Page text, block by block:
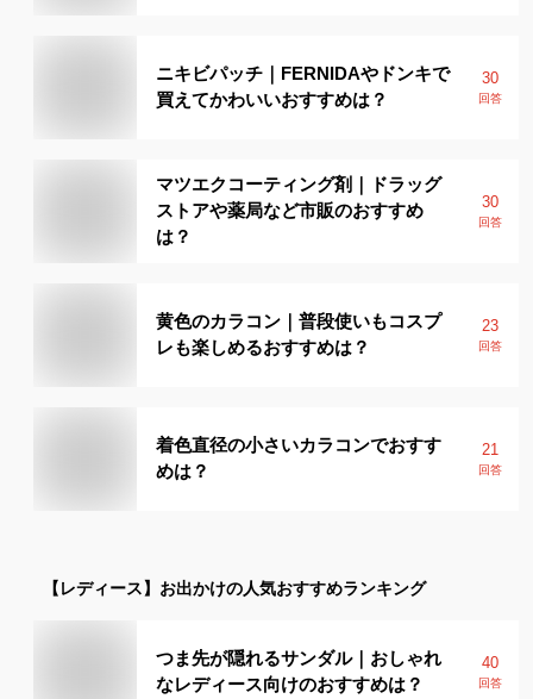
ニキビパッチ｜FERNIDAやドンキで
買えてかわいいおすすめは？
30
回答
マツエクコーティング剤｜ドラッグ
ストアや薬局など市販のおすすめ
は？
30
回答
黄色のカラコン｜普段使いもコスプ
レも楽しめるおすすめは？
23
回答
着色直径の小さいカラコンでおすす
めは？
21
回答
【レディース】 お出かけの人気おすすめランキング
つま先が隠れるサンダル｜おしゃれ
なレディース向けのおすすめは？
40
回答